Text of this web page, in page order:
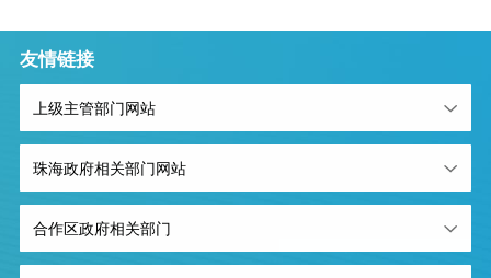
友情链接
上级主管部门网站
珠海政府相关部门网站
合作区政府相关部门